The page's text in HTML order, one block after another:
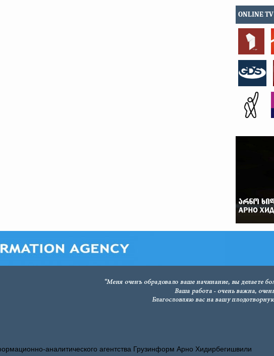
ONLINE TV
аналитического агентства Грузинформ Арно Хидирбегишвили